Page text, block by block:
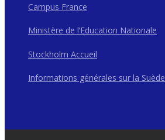
Campus France
Ministère de l’Education Nationale
Stockholm Accueil
Informations générales sur la Suède